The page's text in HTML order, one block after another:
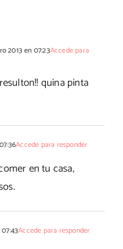
2013 en 07:23Accede para
quina pinta
Accede para responder
en tu casa,
Accede para responder